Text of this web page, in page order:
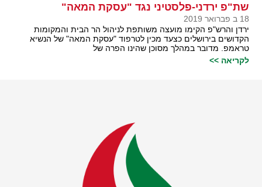
שת"פ ירדני-פלסטיני נגד "עסקת המאה"
18 ב פברואר 2019
ירדן והרש"פ הקימו מועצה משותפת לניהול הר הבית והמקומות
הקדושים בירושלים כצעד מכין לטרפוד "עסקת המאה" של הנשיא
טראמפ. מדובר במהלך מסוכן שהינו הפרה של
לקריאה >>